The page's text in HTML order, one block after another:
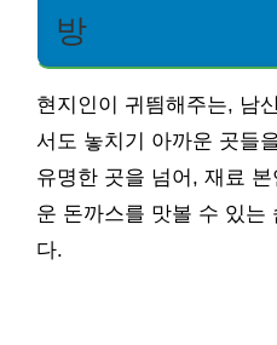
방
현지인이 귀띔해주는, 남
서도 놓치기 아까운 곳들
유명한 곳을 넘어, 재료
운 돈까스를 맛볼 수 있는
다.